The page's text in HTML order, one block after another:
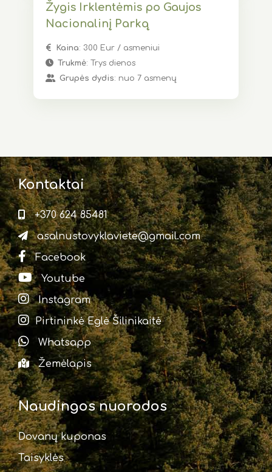
Žygis Irklentėmis po Gaujos
Nacionalinį Parką
Kaina: 300 Eur / asmeniui
Trukmė: Trys dienos
Grupės dydis: nuo 7 asmenų
Kontaktai
+370 624 85481
asalnustovyklaviete@gmail.com
Facebook
Youtube
Instagram
Pirtininkė Eglė Šilinikaitė
Whatsapp
Žemėlapis
Naudingos nuorodos
Dovanų kuponas
Taisyklės